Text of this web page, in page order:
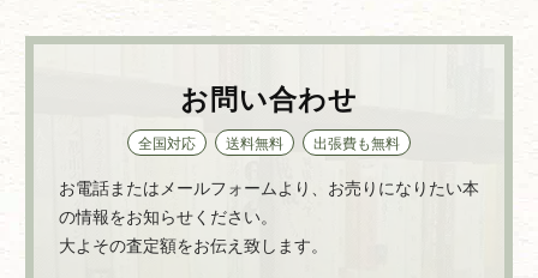
お問い合わせ
全国対応 送料無料 出張費も無料
お電話またはメールフォームより、お売りになりたい本
の情報をお知らせください。
大よその査定額をお伝え致します。